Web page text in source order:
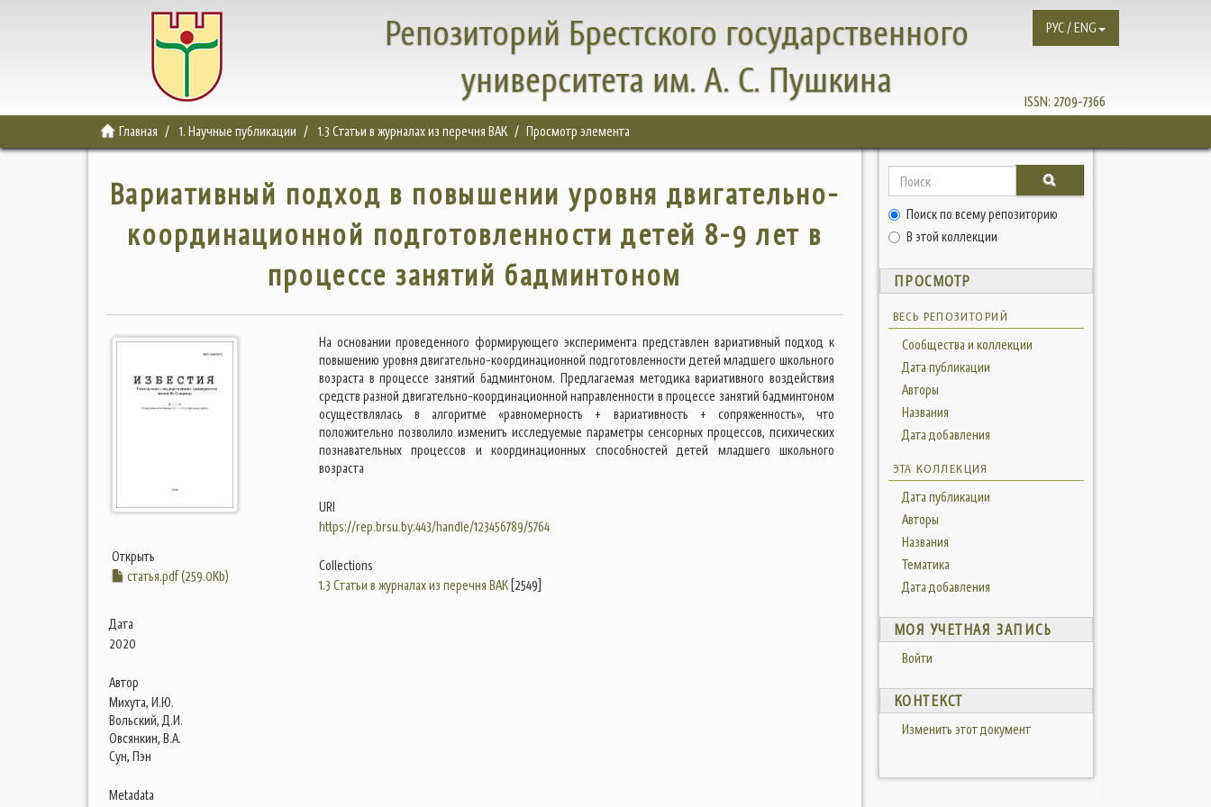
Репозиторий Брестского государственного
университета им. А. С. Пушкина
ISSN: 2709-7366
РУС / ENG
Главная 1. Научные публикации 1.3 Статьи в журналах из перечня ВАК Просмотр элемента
Вариативный подход в повышении уровня двигательно-
координационной подготовленности детей 8-9 лет в
процессе занятий бадминтоном
Открыть
статья.pdf (259.0Kb)
Дата
2020
Автор
Михута, И.Ю.
Вольский, Д.И.
Овсянкин, В.А.
Сун, Пэн
Metadata
На основании проведенного формирующего эксперимента представлен вариативный подход к
повышению уровня двигательно-координационной подготовленности детей младшего школьного
возраста в процессе занятий бадминтоном. Предлагаемая методика вариативного воздействия
средств разной двигательно-координационной направленности в процессе занятий бадминтоном
осуществлялась в алгоритме «равномерность + вариативность + сопряженность», что
положительно позволило изменить исследуемые параметры сенсорных процессов, психических
познавательных процессов и координационных способностей детей младшего школьного
возраста
URI
https://rep.brsu.by:443/handle/123456789/5764
Collections
1.3 Статьи в журналах из перечня ВАК[2549]
Поиск по всему репозиторию
В этой коллекции
ПРОСМОТР
ВЕСЬ РЕПОЗИТОРИЙ
Сообщества и коллекции
Дата публикации
Авторы
Названия
Дата добавления
ЭТА КОЛЛЕКЦИЯ
Дата публикации
Авторы
Названия
Тематика
Дата добавления
МОЯ УЧЕТНАЯ ЗАПИСЬ
Войти
КОНТЕКСТ
Изменить этот документ